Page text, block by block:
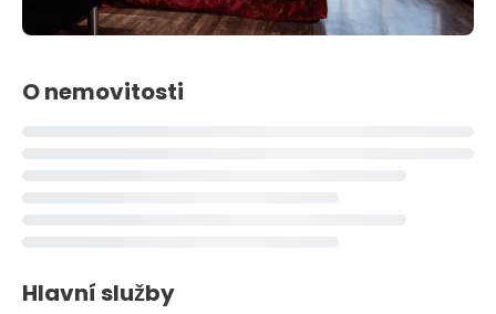
O nemovitosti
Hlavní služby